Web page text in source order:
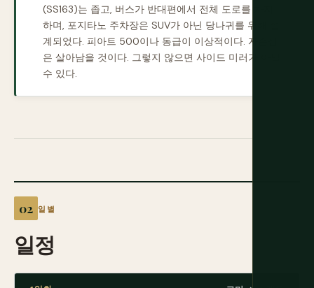
(SS163)는 좁고, 버스가 반대편에서 전체 도로를 차지
하며, 포지타노 주차장은 SUV가 아닌 당나귀를 위해 설
계되었다. 피아트 500이나 동급이 이상적이다. 자존심
은 살아남을 것이다. 그렇지 않으면 사이드 미러가 아닐
수 있다.
일별
일정